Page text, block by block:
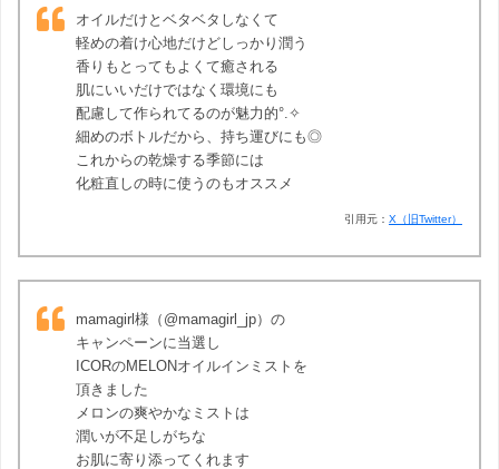
オイルだけとベタベタしなくて
軽めの着け心地だけどしっかり潤う
香りもとってもよくて癒される
肌にいいだけではなく環境にも
配慮して作られてるのが魅力的°.✧
細めのボトルだから、持ち運びにも◎
これからの乾燥する季節には
化粧直しの時に使うのもオススメ
引用元： X（旧Twitter）
mamagirl様（@mamagirl_jp）の
キャンペーンに当選し
ICORのMELONオイルインミストを
頂きました
メロンの爽やかなミストは
潤いが不足しがちな
お肌に寄り添ってくれます